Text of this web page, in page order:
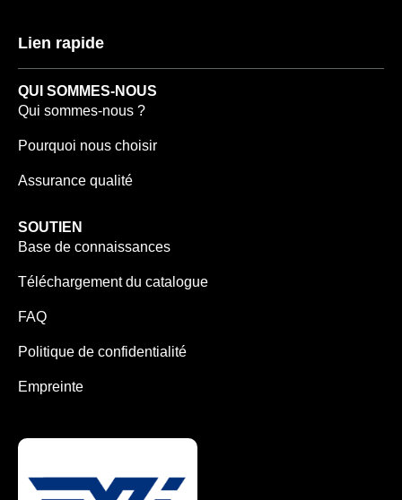
Lien rapide
QUI SOMMES-NOUS
Qui sommes-nous ?
Pourquoi nous choisir
Assurance qualité
SOUTIEN
Base de connaissances
Téléchargement du catalogue
FAQ
Politique de confidentialité
Empreinte